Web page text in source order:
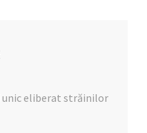
eliberat străinilor